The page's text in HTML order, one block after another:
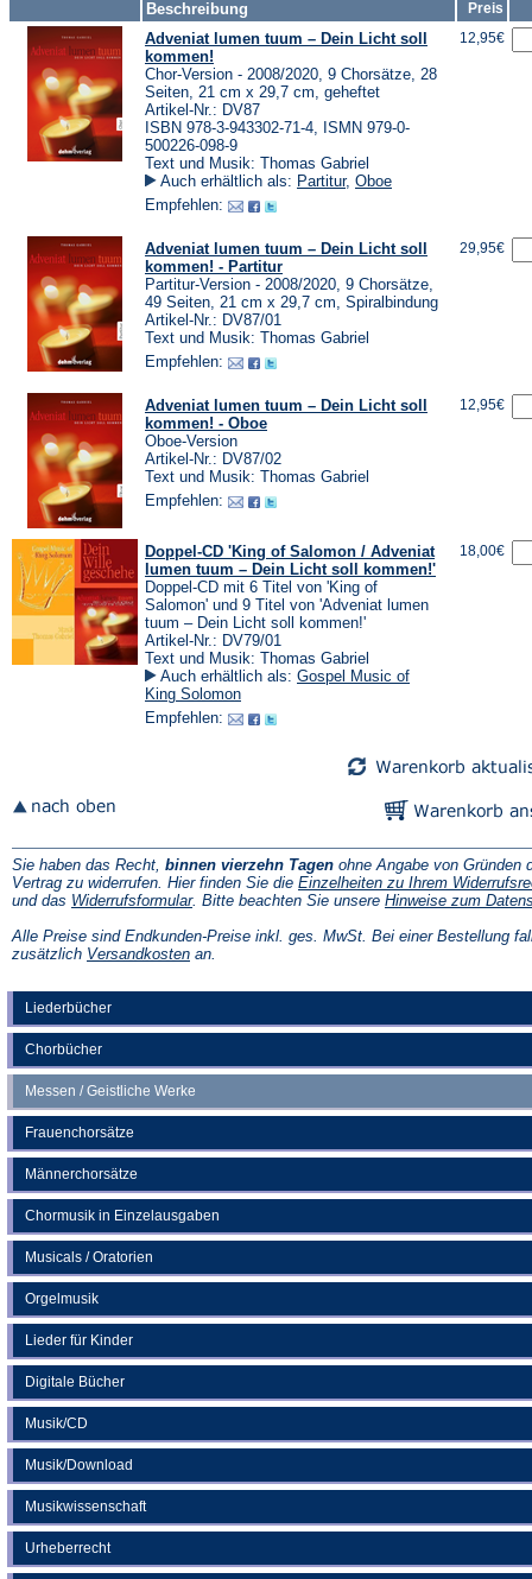
Liederbücher
Chorbücher
Messen / Geistliche Werke
Frauenchorsätze
Männerchorsätze
Chormusik in Einzelausgaben
Musicals / Oratorien
Orgelmusik
Lieder für Kinder
Digitale Bücher
Musik/CD
Musik/Download
Musikwissenschaft
Urheberrecht
Beschreibung Preis
Adveniat lumen tuum – Dein Licht soll
kommen!
Chor-Version - 2008/2020, 9 Chorsätze, 28
Seiten, 21 cm x 29,7 cm, geheftet
Artikel-Nr.: DV87
ISBN 978-3-943302-71-4, ISMN 979-0-
500226-098-9
Text und Musik: Thomas Gabriel
Auch erhältlich als: Partitur, Oboe
Empfehlen:
12,95€
Adveniat lumen tuum – Dein Licht soll
kommen! - Partitur
Partitur-Version - 2008/2020, 9 Chorsätze,
49 Seiten, 21 cm x 29,7 cm, Spiralbindung
Artikel-Nr.: DV87/01
Text und Musik: Thomas Gabriel
Empfehlen:
29,95€
Adveniat lumen tuum – Dein Licht soll
kommen! - Oboe
Oboe-Version
Artikel-Nr.: DV87/02
Text und Musik: Thomas Gabriel
Empfehlen:
12,95€
Doppel-CD 'King of Salomon / Adveniat
lumen tuum – Dein Licht soll kommen!'
Doppel-CD mit 6 Titel von 'King of
Salomon' und 9 Titel von 'Adveniat lumen
tuum – Dein Licht soll kommen!'
Artikel-Nr.: DV79/01
Text und Musik: Thomas Gabriel
Auch erhältlich als: Gospel Music of
King Solomon
Empfehlen:
18,00€
Sie haben das Recht, binnen vierzehn Tagen ohne Angabe von Gründen
Vertrag zu widerrufen. Hier finden Sie die Einzelheiten zu Ihrem
und das Widerrufsformular(Öffnet
einem
neuen
. Bitte beachten Sie unsere Hinweise zum
Alle Preise sind Endkunden-Preise inkl. ges. MwSt. Bei einer Bestellung
zusätzlich Versandkosten(Öffnet
an.